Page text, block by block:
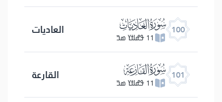
100 ﰑ
11 ߟߝߊߙߌ ߘߏ߫ العادیات
101 ﰒ
11 ߟߝߊߙߌ ߘߏ߫ القارعة